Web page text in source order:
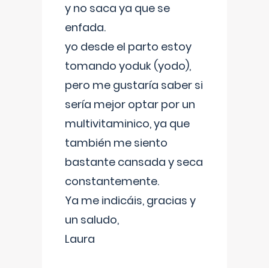
y no saca ya que se
enfada.
yo desde el parto estoy
tomando yoduk (yodo),
pero me gustaría saber si
sería mejor optar por un
multivitaminico, ya que
también me siento
bastante cansada y seca
constantemente.
Ya me indicáis, gracias y
un saludo,
Laura